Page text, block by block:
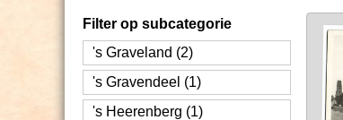
Filter op subcategorie
's Graveland (2)
's Gravendeel (1)
's Heerenberg (1)